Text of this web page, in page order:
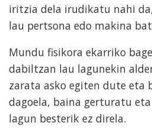
iritzia dela irudikatu nahi
lau pertsona edo makina
Mundu fisikora ekarriko
dabiltzan lau lagunekin
zarata asko egiten dute eta
dagoela, baina gerturatu
lagun besterik ez direla.